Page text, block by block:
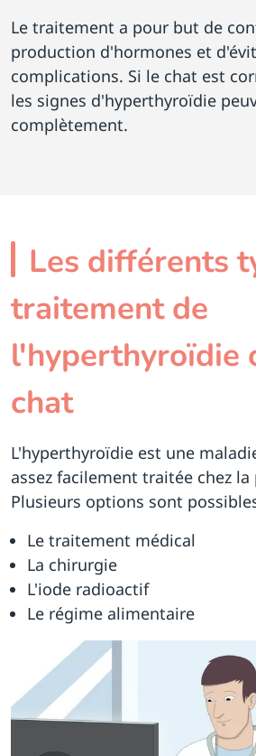
Le traitement a pour but de
production d'hormones et
complications. Si le chat est
les signes d'hyperthyroïdie
complètement.
Les différents
traitement de
l'hyperthyroïdie
chat
L'hyperthyroïdie est une
assez facilement traitée chez
Plusieurs options sont
Le traitement médical
La chirurgie
L'iode radioactif
Le régime alimentaire